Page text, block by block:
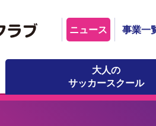
ニュース 事業一
大人の
サッカースクール